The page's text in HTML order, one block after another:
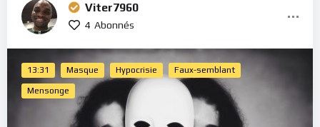
Viter7960
4 Abonnés
13:31 Masque Hypocrisie Faux-semblant
Mensonge